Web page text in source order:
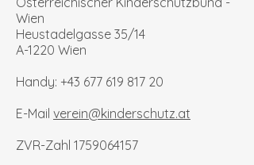
Wien
Heustadelgasse 35/14
A-1220 Wien
Handy: +43 677 619 817 20
E-Mail verein@kinderschutz.at
ZVR-Zahl 1759064157